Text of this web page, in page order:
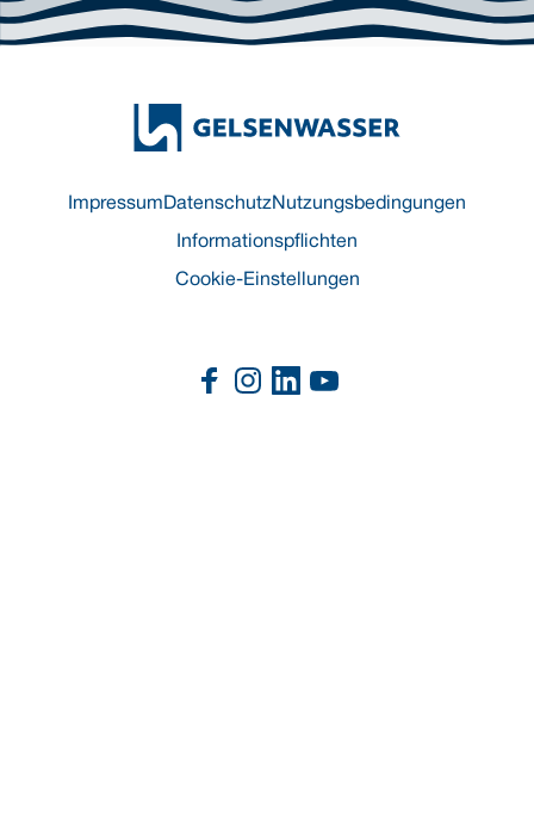
Impressum Datenschutz Nutzungsbedingungen
Informationspflichten
Cookie-Einstellungen